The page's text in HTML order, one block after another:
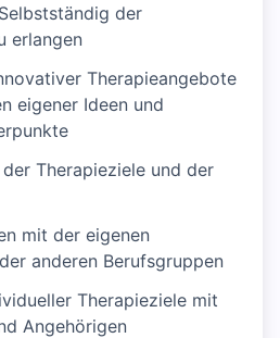
der
erlangen
Therapieangebote
eigener Ideen und
Therapieziele und der
mit der eigenen
anderen Berufsgruppen
Therapieziele mit
Angehörigen